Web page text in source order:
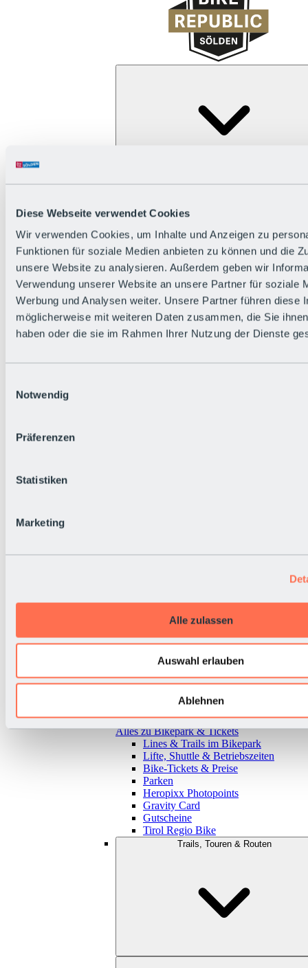
Diese Webseite verwendet Cookies
Wir verwenden Cookies, um Inhalte und Anzeigen zu
Funktionen für soziale Medien anbieten zu können und die
unsere Website zu analysieren. Außerdem geben wir
Verwendung unserer Website an unsere Partner für soziale
Werbung und Analysen weiter. Unsere Partner führen diese
möglicherweise mit weiteren Daten zusammen, die Sie
haben oder die sie im Rahmen Ihrer Nutzung der Dienste
Notwendig
Präferenzen
Statistiken
Marketing
Alle zulassen
Auswahl erlauben
Ablehnen
Bürger:in werden
Bikepark-Rules
Bikepark-Partnerschaften
Nachhaltigkeit in der BRS
Bikepark & Tickets
Zurück
Alles zu Bikepark & Tickets
Lines & Trails im Bikepark
Lifte, Shuttle & Betriebszeiten
Bike-Tickets & Preise
Parken
Heropixx Photopoints
Gravity Card
Gutscheine
Tirol Regio Bike
Trails, Touren & Routen